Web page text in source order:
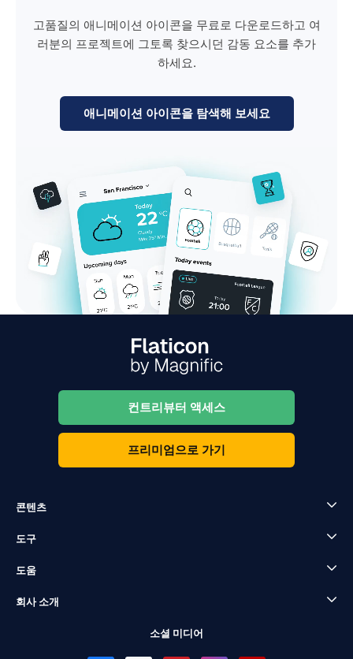
고품질의 애니메이션 아이콘을 무료로 다운로드하고 여
러분의 프로젝트에 그토록 찾으시던 감동 요소를 추가
하세요.
애니메이션 아이콘을 탐색해 보세요
컨트리뷰터 액세스
프리미엄으로 가기
콘텐츠
도구
도움
회사 소개
소셜 미디어